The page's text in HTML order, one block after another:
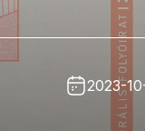
2023-